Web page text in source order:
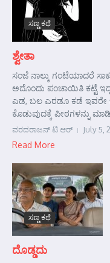
ಸಣ್ಣ ಕಥೆ
ಶ್ವೇತಾ
ಸಂಜೆ ನಾಲ್ಕು ಗಂಟೆಯಾದರೆ
ಅದೊಂದು ಪಂಚಾಯಿತಿ ಕಟ್ಟೆ
ಎಡ, ಬಲ ಎರಡೂ ಕಡೆ ಇವರೇ
ಕೊಡುವುದಕ್ಕೆ ಪೀಠಗಳನ್ನು
ವರದರಾಜನ್ ಟಿ ಆರ್ July 5,
Read More
ಸಣ್ಣ ಕಥೆ
ದೊಡ್ಡದು